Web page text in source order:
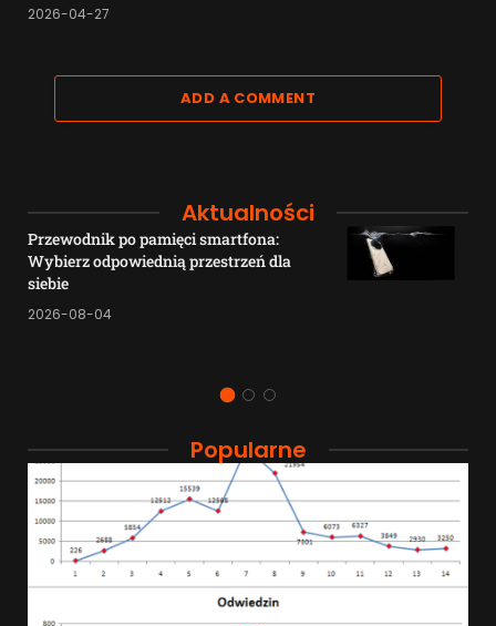
2026-04-27
ADD A COMMENT
Aktualności
Przewodnik po pamięci smartfona:
Wybierz odpowiednią przestrzeń dla
siebie
2026-08-04
Popularne